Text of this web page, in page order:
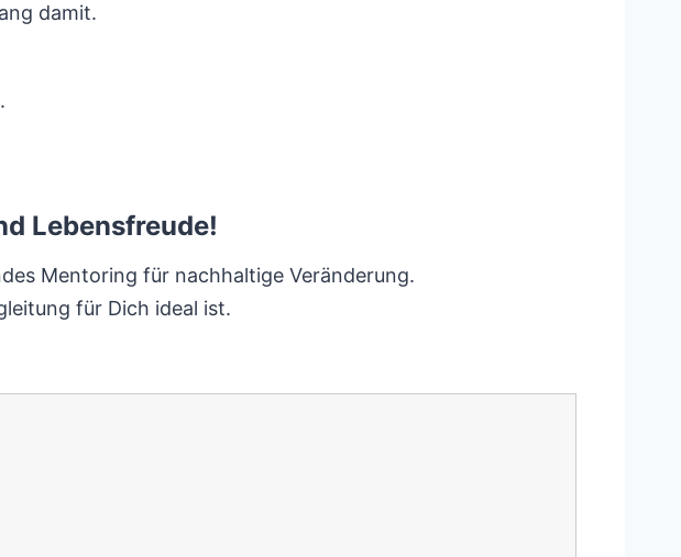
damit.
Lebensfreude!
Mentoring für nachhaltige Veränderung.
für Dich ideal ist.